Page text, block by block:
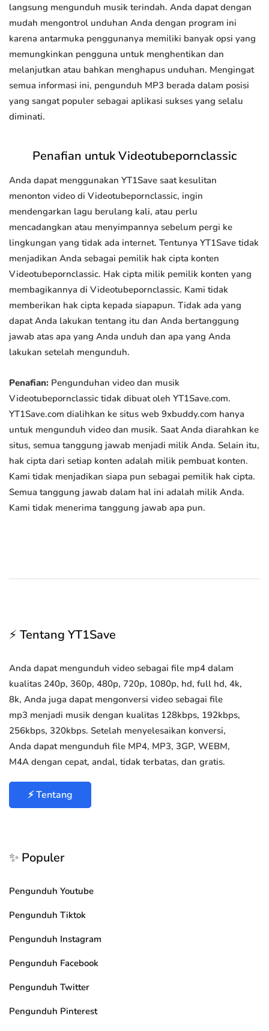
langsung mengunduh musik terindah. Anda dapat dengan
mudah mengontrol unduhan Anda dengan program ini
karena antarmuka penggunanya memiliki banyak opsi yang
memungkinkan pengguna untuk menghentikan dan
melanjutkan atau bahkan menghapus unduhan. Mengingat
semua informasi ini, pengunduh MP3 berada dalam posisi
yang sangat populer sebagai aplikasi sukses yang selalu
diminati.
Penafian untuk Videotubepornclassic
Anda dapat menggunakan YT1Save saat kesulitan
menonton video di Videotubepornclassic, ingin
mendengarkan lagu berulang kali, atau perlu
mencadangkan atau menyimpannya sebelum pergi ke
lingkungan yang tidak ada internet. Tentunya YT1Save tidak
menjadikan Anda sebagai pemilik hak cipta konten
Videotubepornclassic. Hak cipta milik pemilik konten yang
membagikannya di Videotubepornclassic. Kami tidak
memberikan hak cipta kepada siapapun. Tidak ada yang
dapat Anda lakukan tentang itu dan Anda bertanggung
jawab atas apa yang Anda unduh dan apa yang Anda
lakukan setelah mengunduh.
Penafian: Pengunduhan video dan musik
Videotubepornclassic tidak dibuat oleh YT1Save.com.
YT1Save.com dialihkan ke situs web 9xbuddy.com hanya
untuk mengunduh video dan musik. Saat Anda diarahkan ke
situs, semua tanggung jawab menjadi milik Anda. Selain itu,
hak cipta dari setiap konten adalah milik pembuat konten.
Kami tidak menjadikan siapa pun sebagai pemilik hak cipta.
Semua tanggung jawab dalam hal ini adalah milik Anda.
Kami tidak menerima tanggung jawab apa pun.
⚡ Tentang YT1Save
Anda dapat mengunduh video sebagai file mp4 dalam
kualitas 240p, 360p, 480p, 720p, 1080p, hd, full hd, 4k,
8k, Anda juga dapat mengonversi video sebagai file
mp3 menjadi musik dengan kualitas 128kbps, 192kbps,
256kbps, 320kbps. Setelah menyelesaikan konversi,
Anda dapat mengunduh file MP4, MP3, 3GP, WEBM,
M4A dengan cepat, andal, tidak terbatas, dan gratis.
⚡ Tentang
✨ Populer
Pengunduh Youtube
Pengunduh Tiktok
Pengunduh Instagram
Pengunduh Facebook
Pengunduh Twitter
Pengunduh Pinterest